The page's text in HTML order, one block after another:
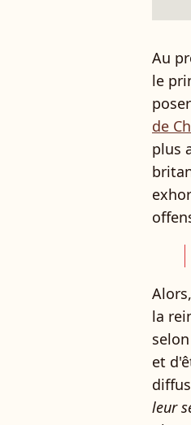
Au
le
de
plus
la
et
leur